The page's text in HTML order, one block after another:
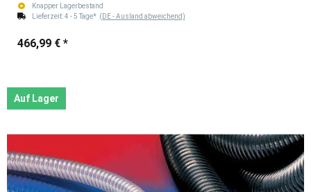
Knapper Lagerbestand
Lieferzeit:4 - 5 Tage* (DE - Ausland abweichend)
466,99 € *
Auf Lager